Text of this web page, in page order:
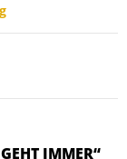
IMMER“